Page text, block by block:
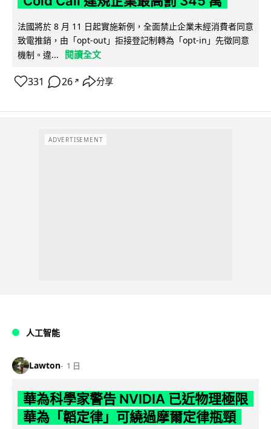
法國將於 8 月 11 日起實施新例，全面禁止企業未經消費者同意
致電推銷，由「opt-out」拒接登記制轉為「opt-in」先徵同意
機制。違...
閱讀全文
331 26 ↗ 分享
ADVERTISEMENT
人工智能
Lawton 1 日
華為科學家警告 NVIDIA 已近物理極限
華為「韜定律」可繞過摩爾定律瓶頸